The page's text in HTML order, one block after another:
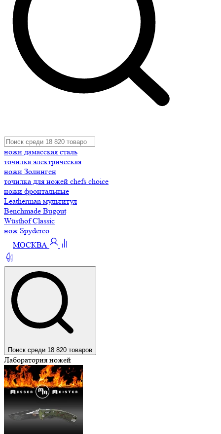
ножи дамасская сталь
точилка электрическая
ножи Золинген
точилка для ножей chefs choice
ножи фронтальные
Leatherman мультитул
Benchmade Bugout
Wüsthof Classic
нож Spyderco
МОСКВА
Поиск среди 18 820 товаров
Лаборатория ножей